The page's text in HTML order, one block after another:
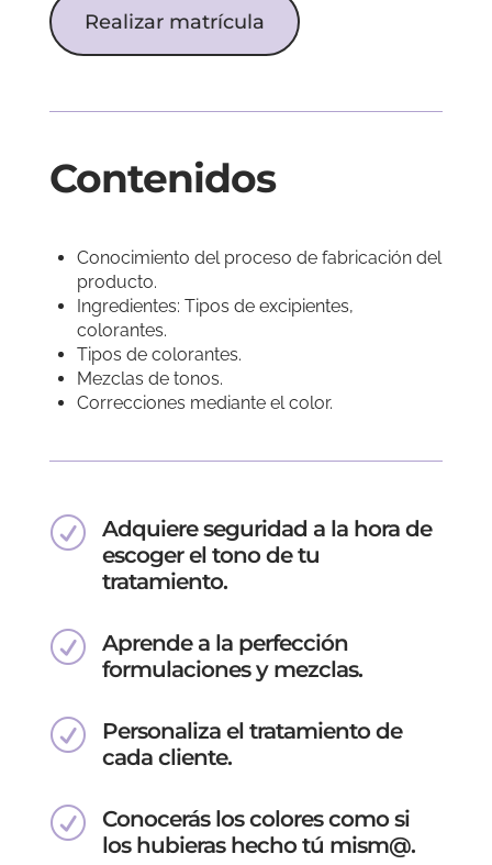
Realizar matrícula
Contenidos
Conocimiento del proceso de fabricación del
producto.
Ingredientes: Tipos de excipientes,
colorantes.
Tipos de colorantes.
Mezclas de tonos.
Correcciones mediante el color.
R
Adquiere seguridad a la hora de
escoger el tono de tu
tratamiento.
R
Aprende a la perfección
formulaciones y mezclas.
R
Personaliza el tratamiento de
cada cliente.
R
Conocerás los colores como si
los hubieras hecho tú mism@.